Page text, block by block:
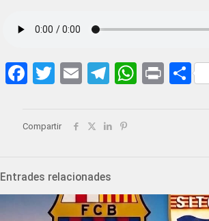
Facebook
Twitter
EmailTelegram
Print
Compartir
Entrades relacionades